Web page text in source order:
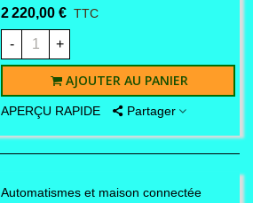
2 220,00 € TTC
- +
AJOUTER AU PANIER
APERÇU RAPIDE Partager
Automatismes et maison connectée